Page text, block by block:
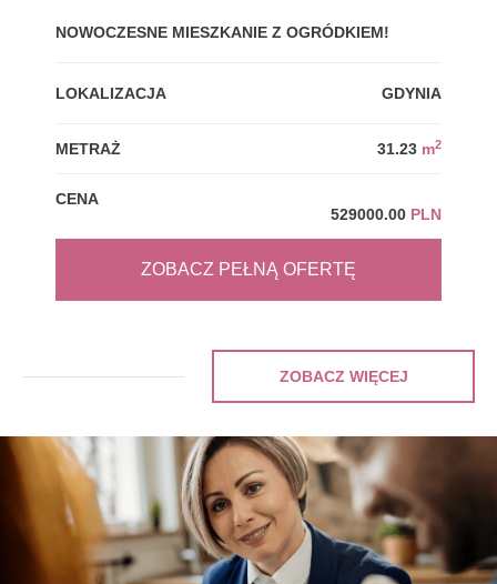
NOWOCZESNE MIESZKANIE Z OGRÓDKIEM!
LOKALIZACJA GDYNIA
METRAŻ 31.23 m2
CENA
529000.00 PLN
ZOBACZ PEŁNĄ OFERTĘ
ZOBACZ WIĘCEJ